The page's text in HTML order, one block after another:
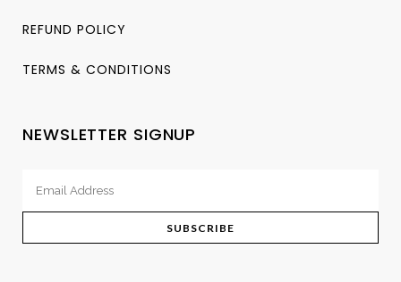
REFUND POLICY
TERMS & CONDITIONS
NEWSLETTER SIGNUP